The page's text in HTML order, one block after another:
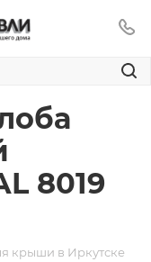
8019
крыши в Иркутске